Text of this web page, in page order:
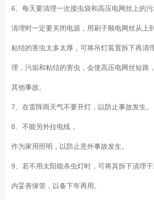
6、每天要清理一次接虫袋和高压电网丝上的污
清理时一定要关闭电源，用刷子顺电网丝从上
粘结的害虫太多太厚，可将吊灯装置拆下再清
理，污垢和粘结的害虫，会使高压电网丝短路
其他事故。
7、在雷阵雨天气不要开灯，以防止事故发生。
8、不能另外拉电线，
作为家用照明，以防止意外事故发生。
9、若不用太阳能杀虫灯时，可将其拆下清理
内妥善保管，以备下年再用。